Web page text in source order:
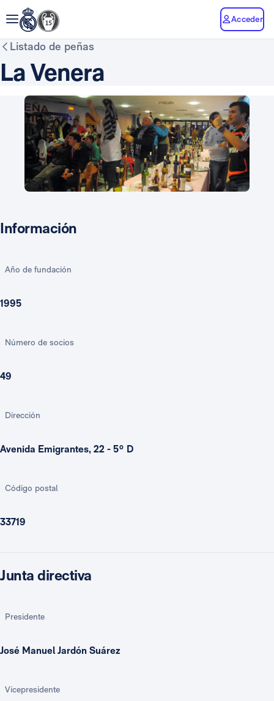
Acceder
Listado de peñas
La Venera
Información
Año de fundación
1995
Número de socios
49
Dirección
Avenida Emigrantes, 22 - 5º D
Código postal
33719
Junta directiva
Presidente
José Manuel Jardón Suárez
Vicepresidente